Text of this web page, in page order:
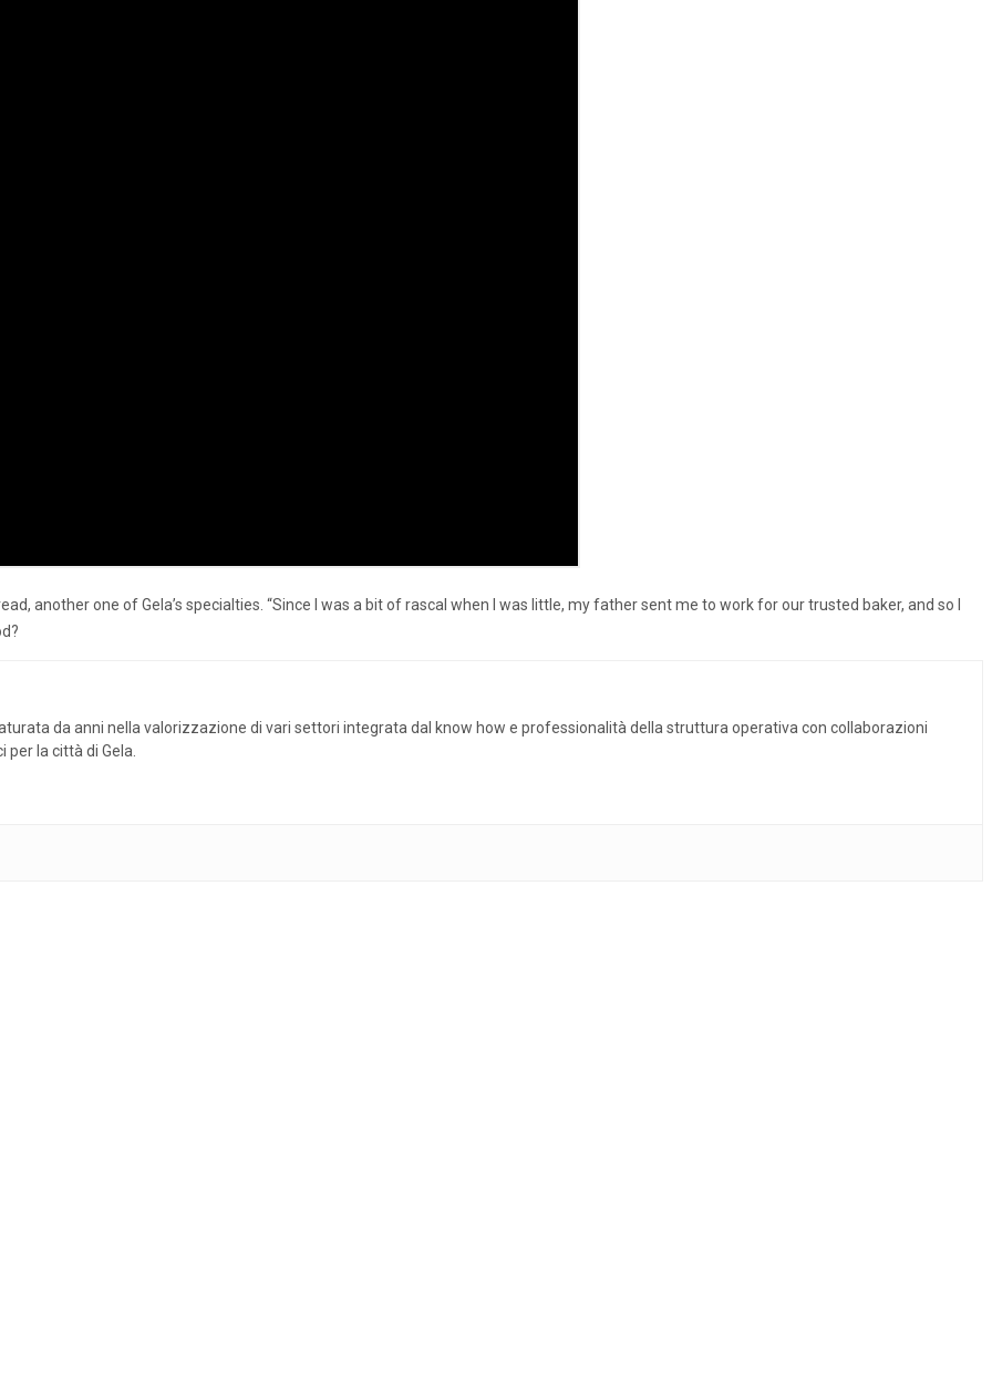
another one of Gela’s specialties. “Since I was a bit of rascal when I was little, my father sent me to work for our trusted baker, and so I
da anni nella valorizzazione di vari settori integrata dal know how e professionalità della struttura operativa con collaborazioni
la città di Gela.